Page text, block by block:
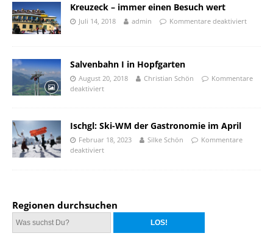
Kreuzeck – immer einen Besuch wert
Juli 14, 2018 admin Kommentare deaktiviert
Salvenbahn I in Hopfgarten
August 20, 2018 Christian Schön
Kommentare
deaktiviert
Ischgl: Ski-WM der Gastronomie im April
Februar 18, 2023 Silke Schön
Kommentare
deaktiviert
Regionen durchsuchen